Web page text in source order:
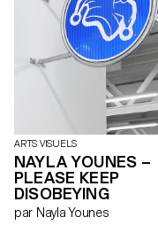
ARTS VISUELS
NAYLA YOUNES –
PLEASE KEEP
DISOBEYING
par Nayla Younes